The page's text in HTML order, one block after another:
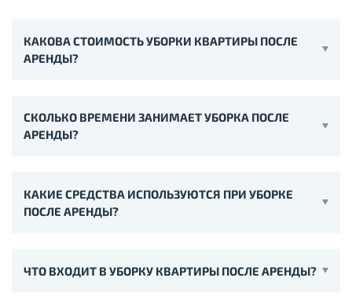
КАКОВА СТОИМОСТЬ УБОРКИ КВАРТИРЫ ПОСЛЕ
АРЕНДЫ?
СКОЛЬКО ВРЕМЕНИ ЗАНИМАЕТ УБОРКА ПОСЛЕ
АРЕНДЫ?
КАКИЕ СРЕДСТВА ИСПОЛЬЗУЮТСЯ ПРИ УБОРКЕ
ПОСЛЕ АРЕНДЫ?
ЧТО ВХОДИТ В УБОРКУ КВАРТИРЫ ПОСЛЕ АРЕНДЫ?